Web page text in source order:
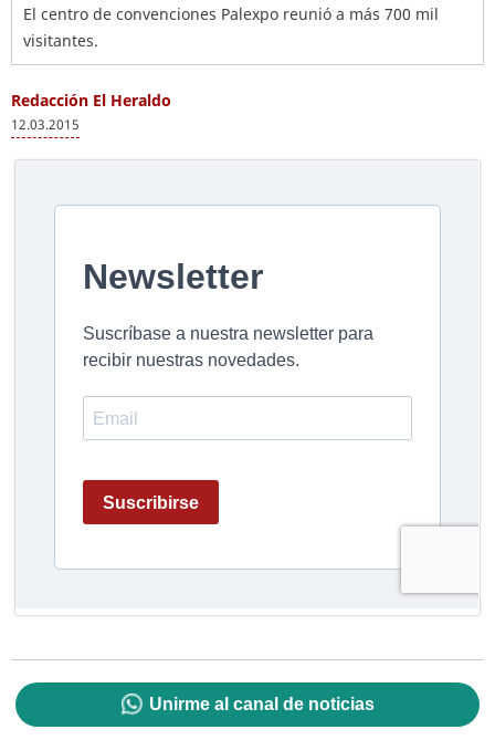
El centro de convenciones Palexpo reunió a más 700 mil
visitantes.
Redacción El Heraldo
12.03.2015
Unirme al canal de noticias